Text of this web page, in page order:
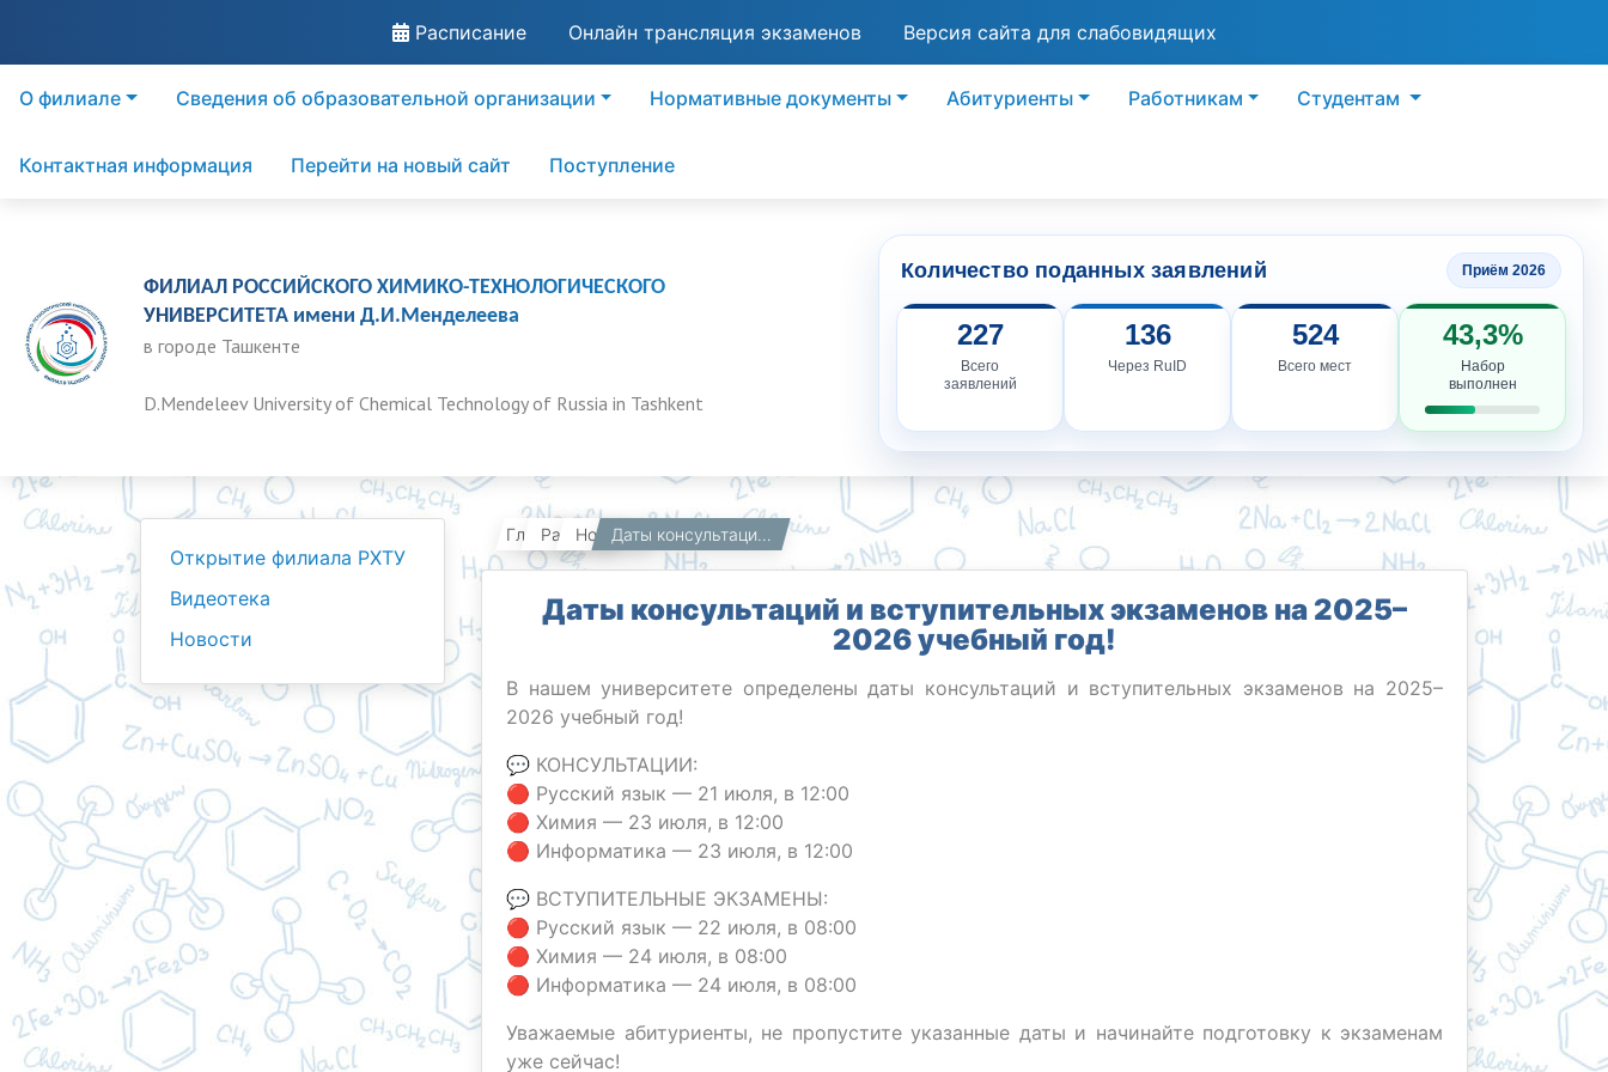
Расписание Онлайн трансляция экзаменов Версия сайта для слабовидящих
О филиале Сведения об образовательной организации Нормативные документы Абитуриенты Работникам Студентам
Контактная информация Перейти на новый сайт Поступление
ФИЛИАЛ РОССИЙСКОГО ХИМИКО-ТЕХНОЛОГИЧЕСКОГО
УНИВЕРСИТЕТА имени Д.И.Менделеева
в городе Ташкенте
D.Mendeleev University of Chemical Technology of Russia in Tashkent
Количество поданных заявлений Приём 2026
227
Всего
заявлений
136
Через RuID
524
Всего мест
43,3%
Набор
выполнен
Открытие филиала РХТУ
Видеотека
Новости
Главная Работникам Новости Даты консультаций и вступительных экзаменов на 2025–2026 учебный год!
Даты консультаций и вступительных экзаменов на 2025–
2026 учебный год!
В нашем университете определены даты консультаций и вступительных экзаменов на 2025–
2026 учебный год!
💬 КОНСУЛЬТАЦИИ:
🔴 Русский язык — 21 июля, в 12:00
🔴 Химия — 23 июля, в 12:00
🔴 Информатика — 23 июля, в 12:00
💬 ВСТУПИТЕЛЬНЫЕ ЭКЗАМЕНЫ:
🔴 Русский язык — 22 июля, в 08:00
🔴 Химия — 24 июля, в 08:00
🔴 Информатика — 24 июля, в 08:00
Уважаемые абитуриенты, не пропустите указанные даты и начинайте подготовку к экзаменам
уже сейчас!